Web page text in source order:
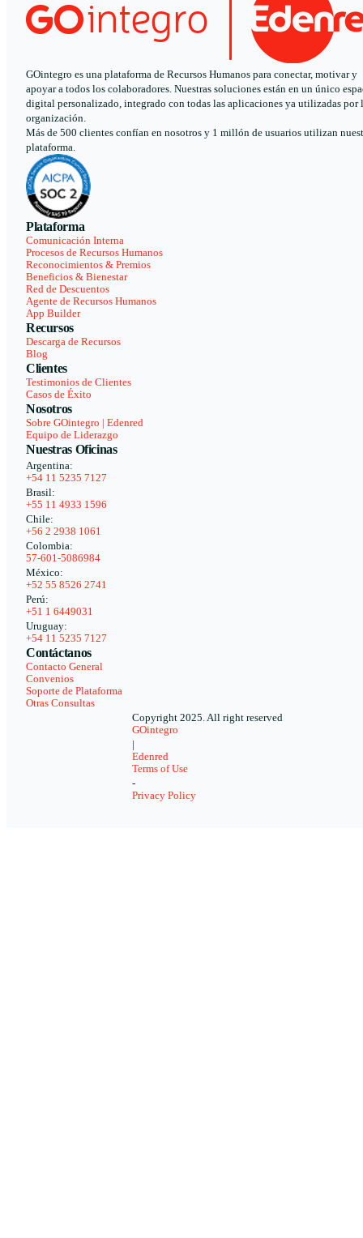
GOintegro es una plataforma de Recursos Humanos para conectar, motivar y
apoyar a todos los colaboradores. Nuestras soluciones están en un único
digital personalizado, integrado con todas las aplicaciones ya utilizadas por
organización.
Más de 500 clientes confían en nosotros y 1 millón de usuarios utilizan
plataforma.
Plataforma
Comunicación Interna
Procesos de Recursos Humanos
Reconocimientos & Premios
Beneficios & Bienestar
Red de Descuentos
Agente de Recursos Humanos
App Builder
Recursos
Descarga de Recursos
Blog
Clientes
Testimonios de Clientes
Casos de Éxito
Nosotros
Sobre GOintegro | Edenred
Equipo de Liderazgo
Nuestras Oficinas
Argentina:
+54 11 5235 7127
Brasil:
+55 11 4933 1596
Chile:
+56 2 2938 1061
Colombia:
57-601-5086984
México:
+52 55 8526 2741
Perú:
+51 1 6449031
Uruguay:
+54 11 5235 7127
Contáctanos
Contacto General
Convenios
Soporte de Plataforma
Otras Consultas
Copyright 2025. All right reserved
GOintegro
Edenred
Terms of Use
-
Privacy Policy